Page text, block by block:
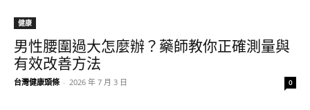
健康
男性腰圍過大怎麼辦？藥師教你正確測量與
有效改善方法
台灣健康頭條 - 2026 年 7 月 3 日 0